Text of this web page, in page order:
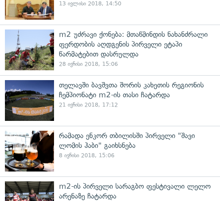
13 ივლისი 2018, 14:50
m2 უძრავი ქონება: მთაწმინდის ნახანძრალი
ფერდობის აღდგენის პირველი ეტაპი
წარმატებით დასრულდა
28 ივნისი 2018, 15:06
თელავში ბავშვთა შორის კახეთის რეგიონის
ჩემპიონატი m2-ის თასი ჩატარდა
21 ივნისი 2018, 17:12
რამადა ენკორ თბილისში პირველი "შავი
ლომის ჰაბი" გაიხსნება
8 ივნისი 2018, 15:06
m2-ის პირველი სარაგბო ფესტივალი ლელო
არენაზე ჩატარდა